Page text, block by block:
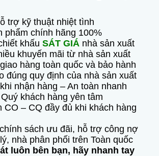
trợ kỹ thuật nhiệt tình
phẩm chính hãng 100%
khấu SÁT GIÁ nhà sản xuất
khuyến mãi từ nhà sản xuất
hàng toàn quốc và bảo hành
đúng quy định của nhà sản xuất
nhận hàng – An toàn nhanh
khách hàng yên tâm
CO – CQ đầy đủ khi khách hàng
sách ưu đãi, hỗ trợ công nợ
nhà phân phối trên Toàn quốc
luôn bên bạn, hãy nhanh tay